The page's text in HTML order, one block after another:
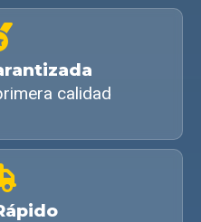
calidad